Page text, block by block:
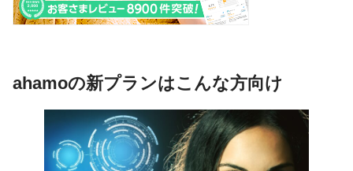
ahamoの新プランはこんな方向け